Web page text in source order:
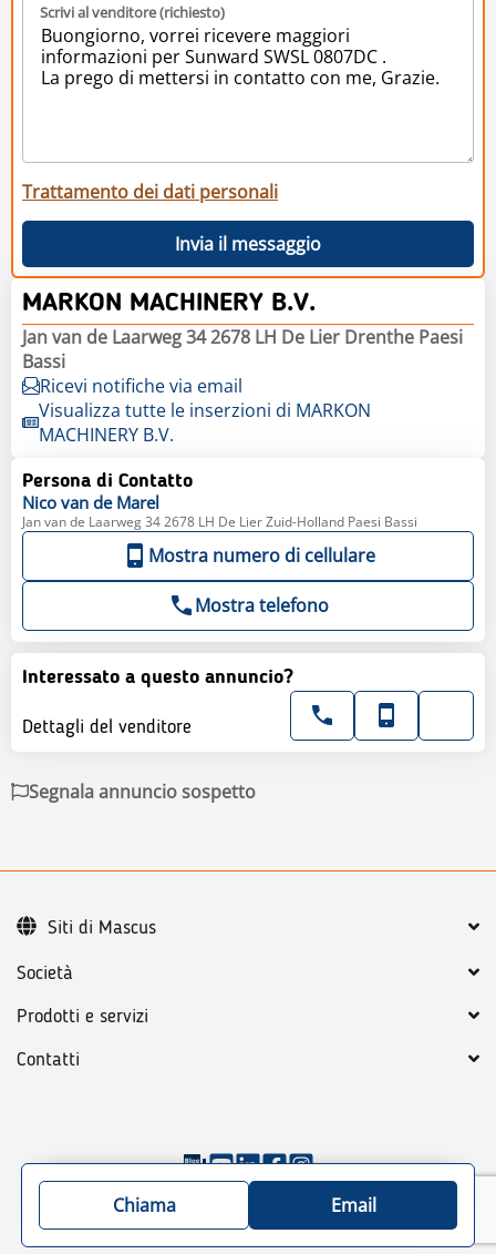
Scrivi al venditore (richiesto)
Trattamento dei dati personali
Invia il messaggio
MARKON MACHINERY B.V.
Jan van de Laarweg 34 2678 LH De Lier Drenthe Paesi
Bassi
Ricevi notifiche via email
Visualizza tutte le inserzioni di MARKON
MACHINERY B.V.
Persona di Contatto
Nico van de Marel
Jan van de Laarweg 34 2678 LH De Lier Zuid-Holland Paesi Bassi
Mostra numero di cellulare
Mostra telefono
Interessato a questo annuncio?
Dettagli del venditore
Segnala annuncio sospetto
Società
Prodotti e servizi
Contatti
©2026 Mascus
Condizioni generali
Trattamento dei dati personali
Mappa del sito
Siti di Mascus
Chiama Email